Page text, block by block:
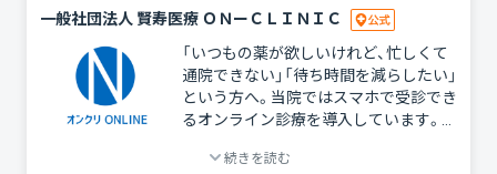
一般社団法人 賢寿医療 ＯＮーＣＬＩＮＩＣ
「いつもの薬が欲しいけれど、忙しくて
通院できない」「待ち時間を減らしたい」
という方へ。当院ではスマホで受診でき
るオンライン診療を導入しています。
は郵送や最寄りの薬局での受け取りが
続きを読む